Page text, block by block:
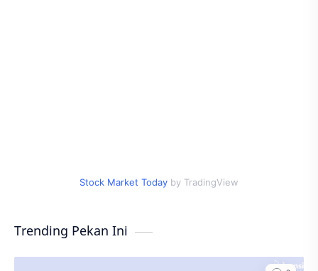
Stock Market Today by TradingView
Trending Pekan Ini